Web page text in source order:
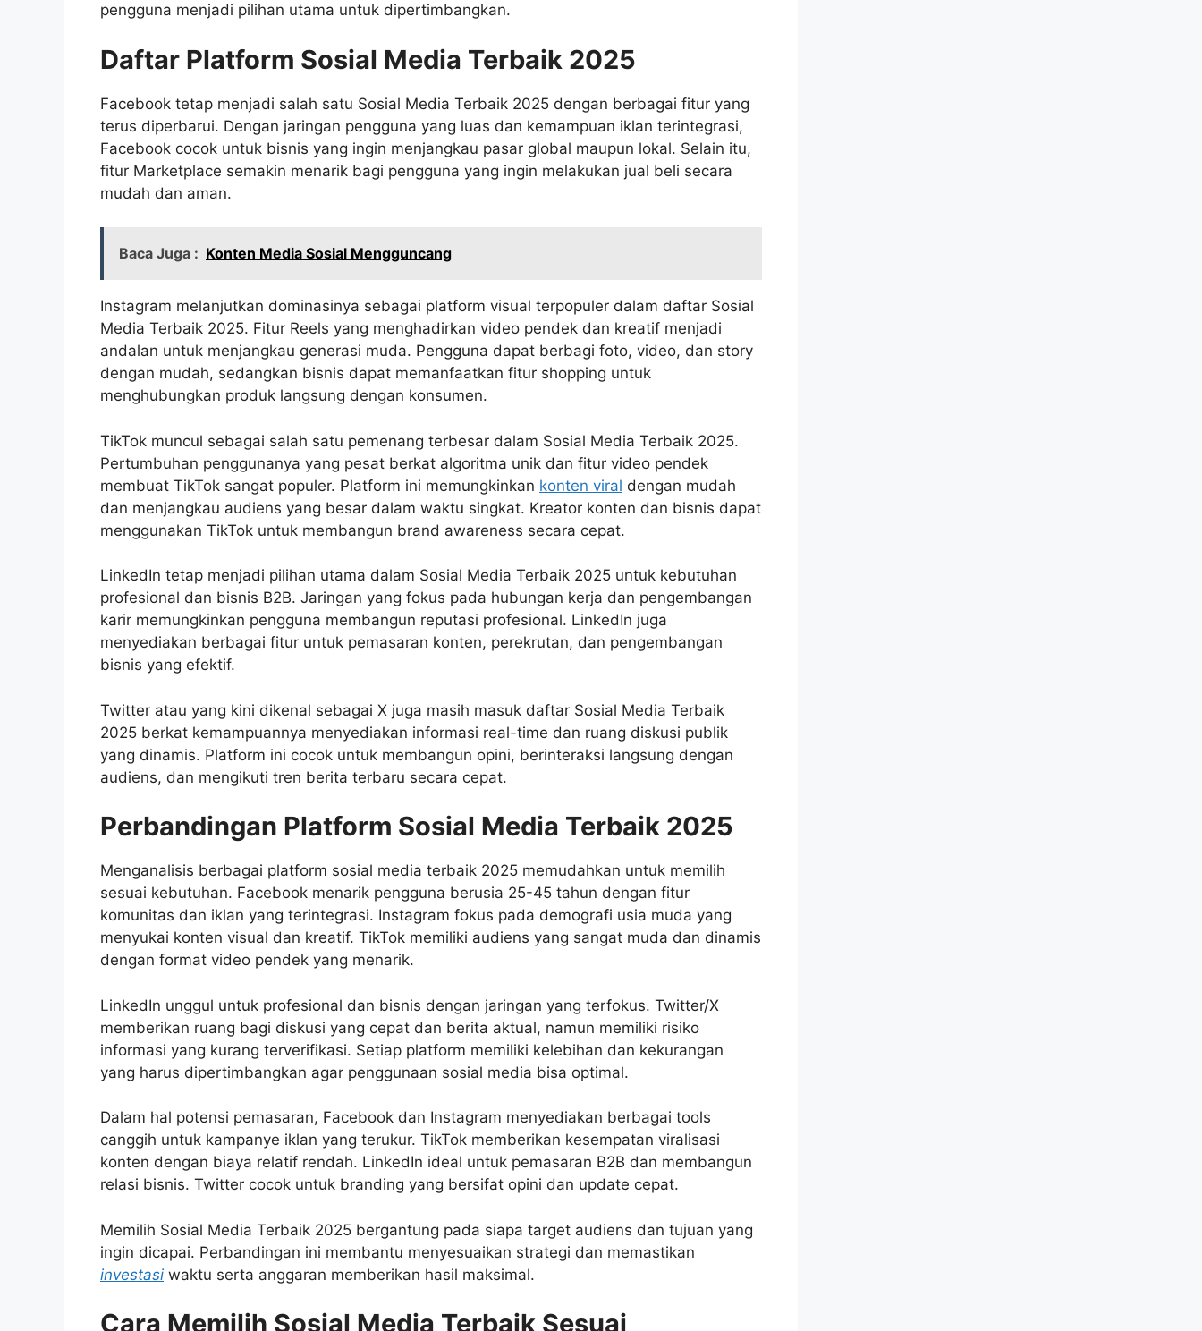
pengguna menjadi pilihan utama untuk dipertimbangkan.
Daftar Platform Sosial Media Terbaik 2025
Facebook tetap menjadi salah satu Sosial Media Terbaik 2025 dengan berbagai fitur yang
terus diperbarui. Dengan jaringan pengguna yang luas dan kemampuan iklan terintegrasi,
Facebook cocok untuk bisnis yang ingin menjangkau pasar global maupun lokal. Selain itu,
fitur Marketplace semakin menarik bagi pengguna yang ingin melakukan jual beli secara
mudah dan aman.
Baca Juga : Konten Media Sosial Mengguncang
Instagram melanjutkan dominasinya sebagai platform visual terpopuler dalam daftar Sosial
Media Terbaik 2025. Fitur Reels yang menghadirkan video pendek dan kreatif menjadi
andalan untuk menjangkau generasi muda. Pengguna dapat berbagi foto, video, dan story
dengan mudah, sedangkan bisnis dapat memanfaatkan fitur shopping untuk
menghubungkan produk langsung dengan konsumen.
TikTok muncul sebagai salah satu pemenang terbesar dalam Sosial Media Terbaik 2025.
Pertumbuhan penggunanya yang pesat berkat algoritma unik dan fitur video pendek
membuat TikTok sangat populer. Platform ini memungkinkan konten viral dengan mudah
dan menjangkau audiens yang besar dalam waktu singkat. Kreator konten dan bisnis dapat
menggunakan TikTok untuk membangun brand awareness secara cepat.
LinkedIn tetap menjadi pilihan utama dalam Sosial Media Terbaik 2025 untuk kebutuhan
profesional dan bisnis B2B. Jaringan yang fokus pada hubungan kerja dan pengembangan
karir memungkinkan pengguna membangun reputasi profesional. LinkedIn juga
menyediakan berbagai fitur untuk pemasaran konten, perekrutan, dan pengembangan
bisnis yang efektif.
Twitter atau yang kini dikenal sebagai X juga masih masuk daftar Sosial Media Terbaik
2025 berkat kemampuannya menyediakan informasi real-time dan ruang diskusi publik
yang dinamis. Platform ini cocok untuk membangun opini, berinteraksi langsung dengan
audiens, dan mengikuti tren berita terbaru secara cepat.
Perbandingan Platform Sosial Media Terbaik 2025
Menganalisis berbagai platform sosial media terbaik 2025 memudahkan untuk memilih
sesuai kebutuhan. Facebook menarik pengguna berusia 25-45 tahun dengan fitur
komunitas dan iklan yang terintegrasi. Instagram fokus pada demografi usia muda yang
menyukai konten visual dan kreatif. TikTok memiliki audiens yang sangat muda dan dinamis
dengan format video pendek yang menarik.
LinkedIn unggul untuk profesional dan bisnis dengan jaringan yang terfokus. Twitter/X
memberikan ruang bagi diskusi yang cepat dan berita aktual, namun memiliki risiko
informasi yang kurang terverifikasi. Setiap platform memiliki kelebihan dan kekurangan
yang harus dipertimbangkan agar penggunaan sosial media bisa optimal.
Dalam hal potensi pemasaran, Facebook dan Instagram menyediakan berbagai tools
canggih untuk kampanye iklan yang terukur. TikTok memberikan kesempatan viralisasi
konten dengan biaya relatif rendah. LinkedIn ideal untuk pemasaran B2B dan membangun
relasi bisnis. Twitter cocok untuk branding yang bersifat opini dan update cepat.
Memilih Sosial Media Terbaik 2025 bergantung pada siapa target audiens dan tujuan yang
ingin dicapai. Perbandingan ini membantu menyesuaikan strategi dan memastikan
investasi waktu serta anggaran memberikan hasil maksimal.
Cara Memilih Sosial Media Terbaik Sesuai